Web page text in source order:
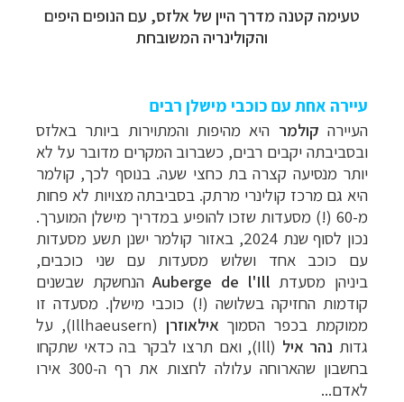
טעימה קטנה מדרך היין של אלזס, עם הנופים היפים
והקולינריה המשובחת
עיירה אחת עם כוכבי מישלן רבים
העיירה קולמר היא מהיפות והמתוירות ביותר באלזס
ובסביבתה יקבים רבים, כשברוב המקרים מדובר על לא
יותר מנסיעה קצרה בת כחצי שעה.בנוסף לכך, קולמר
היא גם מרכז קולינרי מרתק. בסביבתה מצויות לא פחות
מ-60 (!) מסעדות שזכו להופיע במדריך מישלן המוערך.
נכון לסוף שנת 2024, באזור קולמר ישנן תשע מסעדות
עם כוכב אחד ושלוש מסעדות עם שני כוכבים,
ביניהן מסעדת Auberge de l'Illהנחשקת שבשנים
קודמות החזיקה בשלושה (!) כוכבי מישלן. מסעדה זו
ממוקמת בכפר הסמוך אילאוזרן (
Illhaeusern), על
גדות נהר איל (
Ill), ואם תרצו לבקר בה כדאי שתקחו
בחשבון שהארוחה עלולה לחצות את רף ה-300 אירו
לאדם...